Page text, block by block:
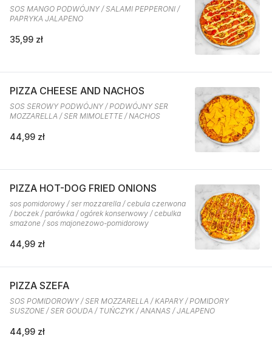
SOS MANGO PODWÓJNY / SALAMI PEPPERONI /
PAPRYKA JALAPENO
35,99 zł
PIZZA CHEESE AND NACHOS
SOS SEROWY PODWÓJNY / PODWÓJNY SER
MOZZARELLA / SER MIMOLETTE / NACHOS
44,99 zł
PIZZA HOT-DOG FRIED ONIONS
sos pomidorowy / ser mozzarella / cebula czerwona
/ boczek / parówka / ogórek konserwowy / cebulka
smażone / sos majonezowo-pomidorowy
44,99 zł
PIZZA SZEFA
SOS POMIDOROWY / SER MOZZARELLA / KAPARY / POMIDORY
SUSZONE / SER GOUDA / TUŃCZYK / ANANAS / JALAPENO
44,99 zł